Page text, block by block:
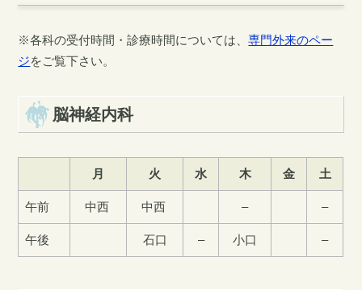
※各科の受付時間・診療時間については、専門外来のペー
ジをご覧下さい。
脳神経内科
月 火 水 木 金 土
午前 中西 中西 – –
午後 石口 – 小口 –